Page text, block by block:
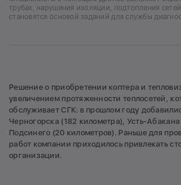
трубах, нарушения изоляции, подтопления
становятся основой заданий для службы
Решение о приобретении коптера и
увеличением протяженности теплосетей,
обслуживает СГК: в прошлом году
Черногорска (182 километра), Усть-
Подсинего (20 километров). Раньше для
работ компании приходилось привлекать
организации.